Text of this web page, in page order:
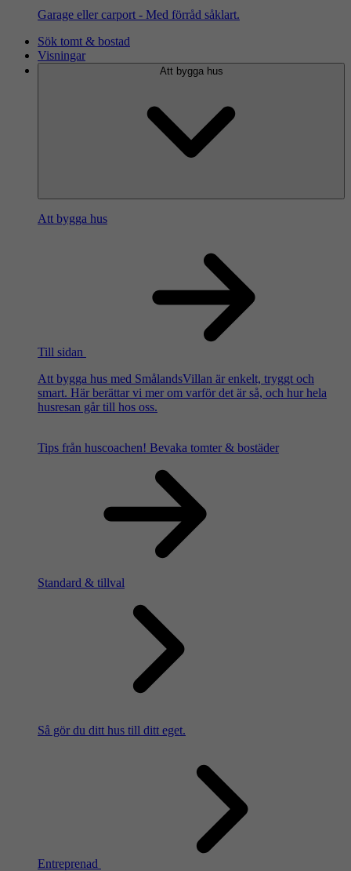
Garage eller carport - Med förråd såklart.
Sök tomt & bostad
Visningar
Att bygga hus
Att bygga hus
Till sidan
Att bygga hus med SmålandsVillan är enkelt, tryggt och
smart. Här berättar vi mer om varför det är så, och hur hela
husresan går till hos oss.
Tips från huscoachen! Bevaka tomter & bostäder
Standard & tillval
Så gör du ditt hus till ditt eget.
Entreprenad